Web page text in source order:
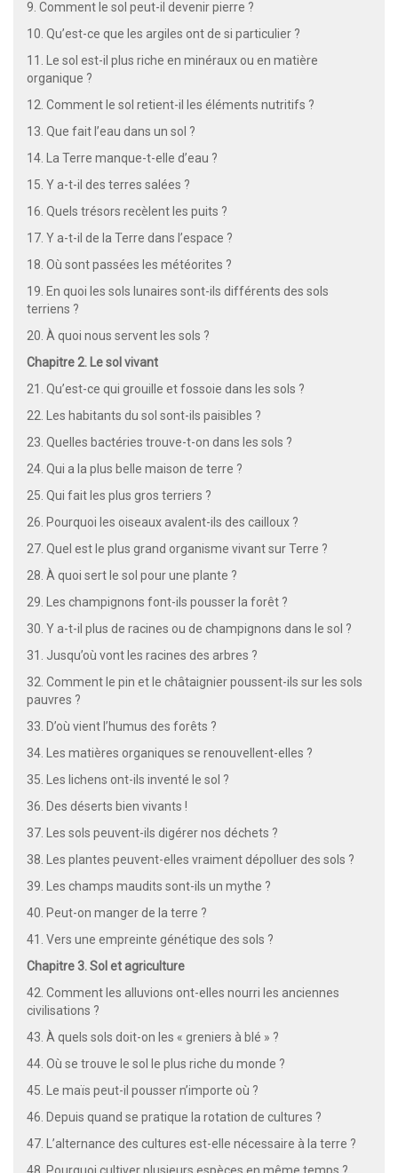
9. Comment le sol peut-il devenir pierre ?
10. Qu’est-ce que les argiles ont de si particulier ?
11. Le sol est-il plus riche en minéraux ou en matière
organique ?
12. Comment le sol retient-il les éléments nutritifs ?
13. Que fait l’eau dans un sol ?
14. La Terre manque-t-elle d’eau ?
15. Y a-t-il des terres salées ?
16. Quels trésors recèlent les puits ?
17. Y a-t-il de la Terre dans l’espace ?
18. Où sont passées les météorites ?
19. En quoi les sols lunaires sont-ils différents des sols
terriens ?
20. À quoi nous servent les sols ?
Chapitre 2. Le sol vivant
21. Qu’est-ce qui grouille et fossoie dans les sols ?
22. Les habitants du sol sont-ils paisibles ?
23. Quelles bactéries trouve-t-on dans les sols ?
24. Qui a la plus belle maison de terre ?
25. Qui fait les plus gros terriers ?
26. Pourquoi les oiseaux avalent-ils des cailloux ?
27. Quel est le plus grand organisme vivant sur Terre ?
28. À quoi sert le sol pour une plante ?
29. Les champignons font-ils pousser la forêt ?
30. Y a-t-il plus de racines ou de champignons dans le sol ?
31. Jusqu’où vont les racines des arbres ?
32. Comment le pin et le châtaignier poussent-ils sur les sols
pauvres ?
33. D’où vient l’humus des forêts ?
34. Les matières organiques se renouvellent-elles ?
35. Les lichens ont-ils inventé le sol ?
36. Des déserts bien vivants !
37. Les sols peuvent-ils digérer nos déchets ?
38. Les plantes peuvent-elles vraiment dépolluer des sols ?
39. Les champs maudits sont-ils un mythe ?
40. Peut-on manger de la terre ?
41. Vers une empreinte génétique des sols ?
Chapitre 3. Sol et agriculture
42. Comment les alluvions ont-elles nourri les anciennes
civilisations ?
43. À quels sols doit-on les « greniers à blé » ?
44. Où se trouve le sol le plus riche du monde ?
45. Le maïs peut-il pousser n’importe où ?
46. Depuis quand se pratique la rotation de cultures ?
47. L’alternance des cultures est-elle nécessaire à la terre ?